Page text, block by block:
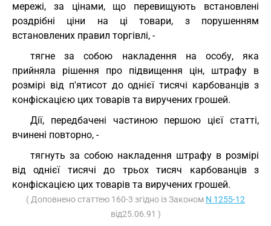
мережі, за цінами, що перевищують встановлені
роздрібні ціни на ці товари, з порушенням
встановлених правил торгівлі, -
тягне за собою накладення на особу, яка
прийняла рішення про підвищення цін, штрафу в
розмірі від п'ятисот до однієї тисячі карбованців з
конфіскацією цих товарів та виручених грошей.
Дії, передбачені частиною першою цієї статті,
вчинені повторно, -
тягнуть за собою накладення штрафу в розмірі
від однієї тисячі до трьох тисяч карбованців з
конфіскацією цих товарів та виручених грошей.
( Доповнено статтею 160-3 згідно із Законом N 1255-12
від25.06.91 )